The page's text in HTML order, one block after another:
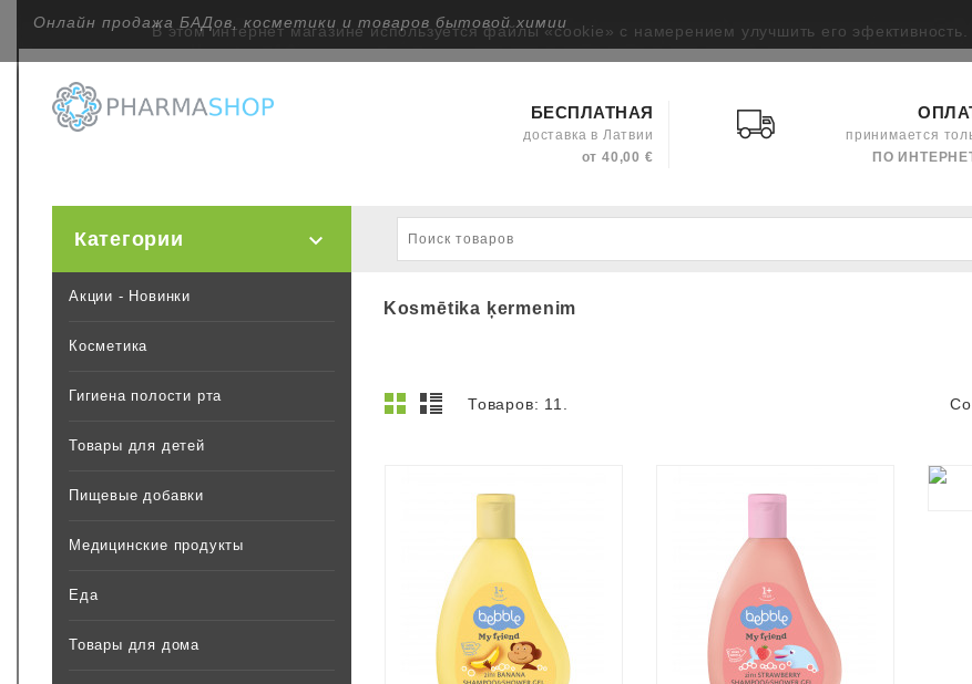
Онлайн продажа БАДов, косметики и товаров бытовой химии
БЕСПЛАТНАЯ
доставка в Латвии
от 40,00 €
принимается
ПО
Категории 
Акции - Новинки
Косметика
Гигиена полости рта
Товары для детей
Пищевые добавки
Медицинские продукты
Еда
Товары для дома
Kosmētika ķermenim
Товаров: 11.
В этом интернет магазине используется файлы «cookie» с намерением улучшить его эфективность.